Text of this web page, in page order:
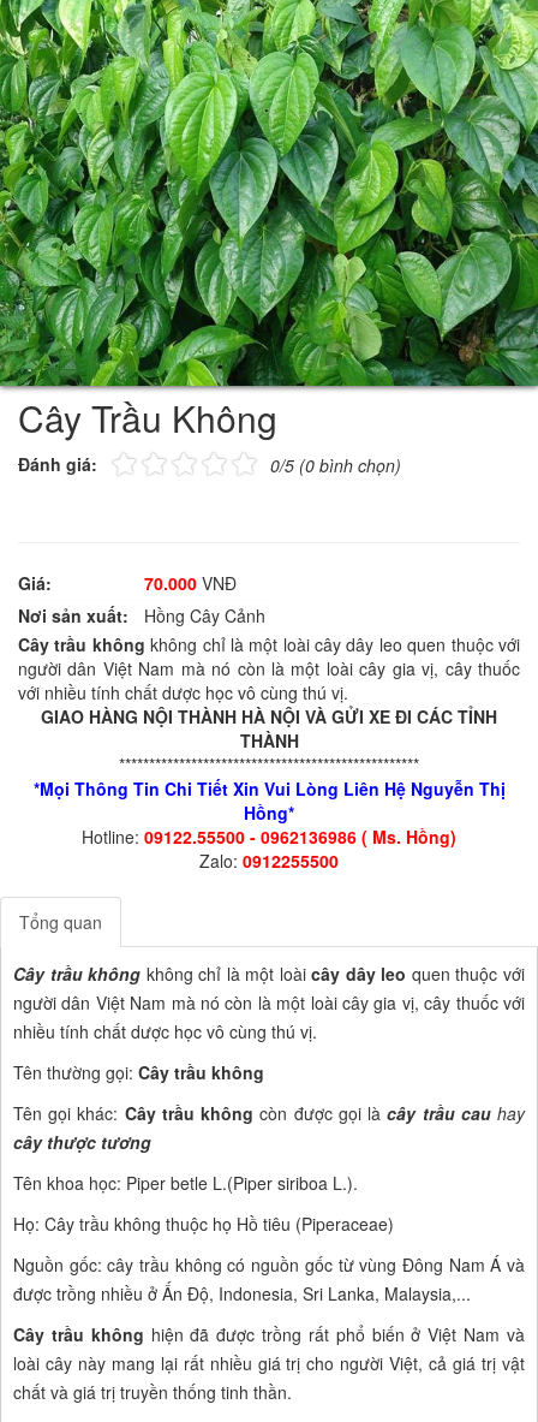
Cây Trầu Không
Đánh giá: 0/5 (0 bình chọn)
Giá: 70.000 VNĐ
Nơi sản xuất:
Hồng Cây Cảnh
Cây trầu không không chỉ là một loài cây dây leo quen thuộc với
người dân Việt Nam mà nó còn là một loài cây gia vị, cây thuốc
với nhiều tính chất dược học vô cùng thú vị.
GIAO HÀNG NỘI THÀNH HÀ NỘI VÀ GỬI XE ĐI CÁC TỈNH
THÀNH
**************************************************
*Mọi Thông Tin Chi Tiết Xin Vui Lòng Liên Hệ Nguyễn Thị
Hồng*
Hotline: 09122.55500 - 0962136986 ( Ms. Hồng)
Zalo: 0912255500
Tổng quan
Cây trầu không không chỉ là một loàicây dây leo quen thuộc với
người dân Việt Nam mà nó còn là một loài cây gia vị, cây thuốc với
nhiều tính chất dược học vô cùng thú vị.
Tên thường gọi: Cây trầu không
Tên gọi khác: Cây trầu khôngcòn được gọi làcây trầu cauhay
cây thược tương
Tên khoa học: Piper betle L.(Piper siriboa L.).
Họ: Cây trầu không thuộc họ Hồ tiêu (Piperaceae)
Nguồn gốc: cây trầu không có nguồn gốc từ vùng Đông Nam Á và
được trồng nhiều ở Ấn Độ, Indonesia, Sri Lanka, Malaysia,...
Cây trầu không hiện đã được trồng rất phổ biến ở Việt Nam và
loài cây này mang lại rất nhiều giá trị cho người Việt, cả giá trị vật
chất và giá trị truyền thống tinh thần.